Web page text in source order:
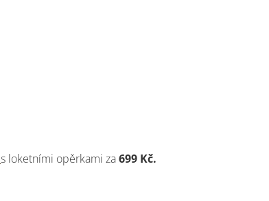
s loketními opěrkami za699 Kč.